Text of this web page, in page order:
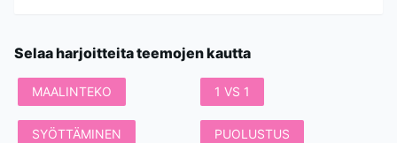
Selaa harjoitteita teemojen kautta
MAALINTEKO 1 VS 1
SYÖTTÄMINEN PUOLUSTUS